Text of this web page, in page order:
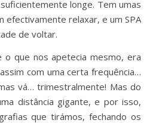
longe. Tem umas
efectivamente relaxar, e um SPA
de voltar.
o que nos apetecia mesmo, era
com uma certa frequência…
vá… trimestralmente! Mas do
distância gigante, e por isso,
que tirámos, fechando os